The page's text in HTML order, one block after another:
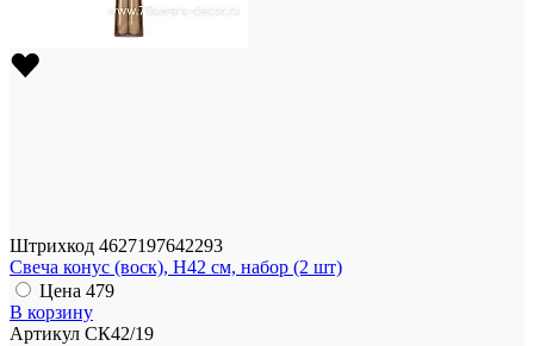
Штрихкод 4627197642293
Свеча конус (воск), H42 см, набор (2 шт)
Цена 479
В корзину
Артикул СК42/19